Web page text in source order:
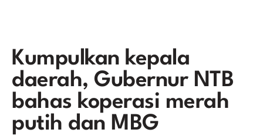
Kumpulkan kepala
daerah, Gubernur NTB
bahas koperasi merah
putih dan MBG